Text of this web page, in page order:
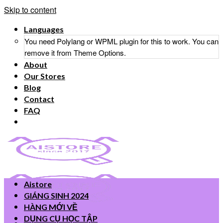
Skip to content
Languages
You need Polylang or WPML plugin for this to work. You can
remove it from Theme Options.
About
Our Stores
Blog
Contact
FAQ
Aistore
GIÁNG SINH 2024
HÀNG MỚI VỀ
DỤNG CỤ HỌC TẬP